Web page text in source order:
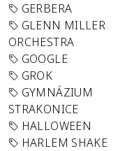
GERBERA
GLENN MILLER
ORCHESTRA
GOOGLE
GROK
GYMNÁZIUM
STRAKONICE
HALLOWEEN
HARLEM SHAKE